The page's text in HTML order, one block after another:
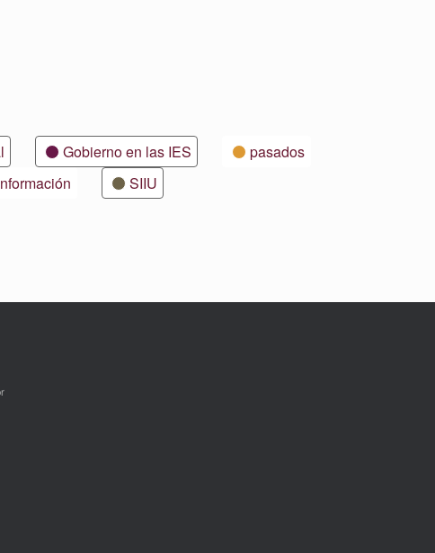
Gobierno en las IES
pasados
SIIU